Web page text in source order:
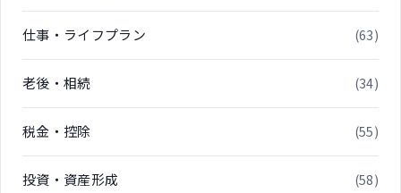
仕事・ライフプラン (63)
老後・相続 (34)
税金・控除 (55)
投資・資産形成 (58)